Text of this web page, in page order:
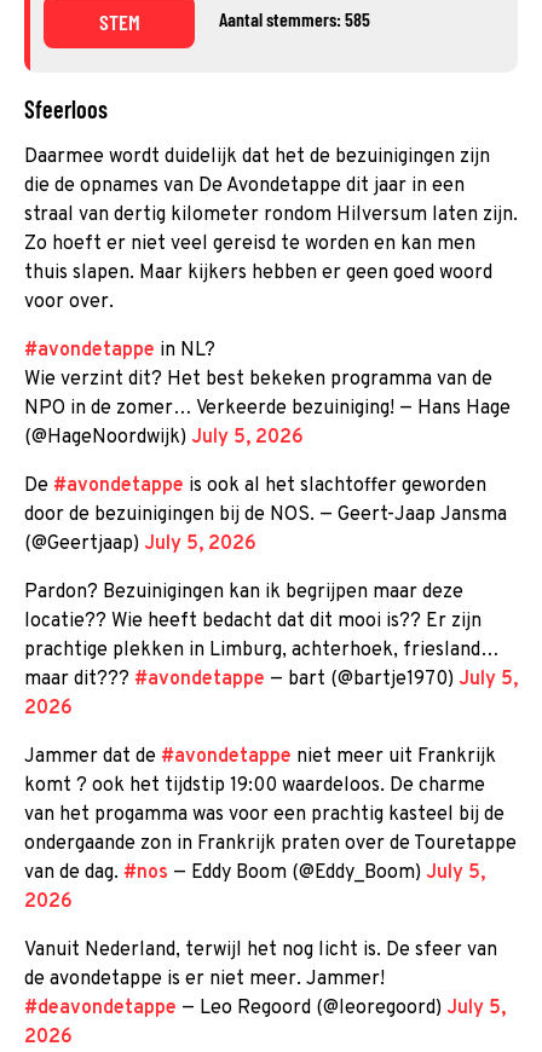
STEM Aantal stemmers: 585
Sfeerloos
Daarmee wordt duidelijk dat het de bezuinigingen zijn
die de opnames van De Avondetappe dit jaar in een
straal van dertig kilometer rondom Hilversum laten zijn.
Zo hoeft er niet veel gereisd te worden en kan men
thuis slapen. Maar kijkers hebben er geen goed woord
voor over.
#avondetappe in NL?
Wie verzint dit? Het best bekeken programma van de
NPO in de zomer… Verkeerde bezuiniging! — Hans Hage
(@HageNoordwijk) July 5, 2026
De #avondetappe is ook al het slachtoffer geworden
door de bezuinigingen bij de NOS. — Geert-Jaap Jansma
(@Geertjaap) July 5, 2026
Pardon? Bezuinigingen kan ik begrijpen maar deze
locatie?? Wie heeft bedacht dat dit mooi is?? Er zijn
prachtige plekken in Limburg, achterhoek, friesland…
maar dit??? #avondetappe — bart (@bartje1970) July 5,
2026
Jammer dat de #avondetappe niet meer uit Frankrijk
komt ? ook het tijdstip 19:00 waardeloos. De charme
van het progamma was voor een prachtig kasteel bij de
ondergaande zon in Frankrijk praten over de Touretappe
van de dag. #nos — Eddy Boom (@Eddy_Boom) July 5,
2026
Vanuit Nederland, terwijl het nog licht is. De sfeer van
de avondetappe is er niet meer. Jammer!
#deavondetappe — Leo Regoord (@leoregoord) July 5,
2026